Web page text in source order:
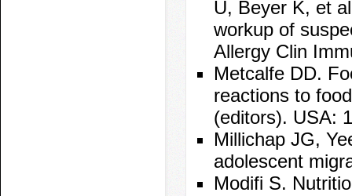
U, Beyer K, et
workup of
Allergy Clin
Metcalfe DD.
reactions to
(editors). USA:
Millichap JG,
adolescent
Modifi S.